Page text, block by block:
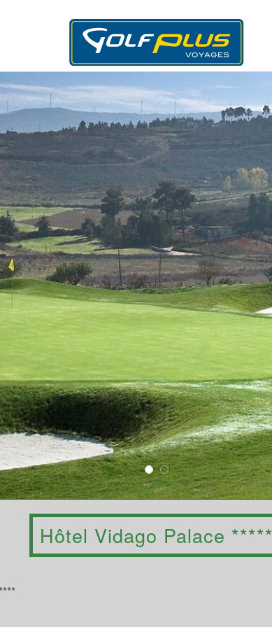
Hôtel Vidago Palace *****